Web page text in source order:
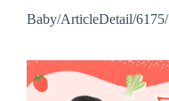
Baby/ArticleDetail/6175/